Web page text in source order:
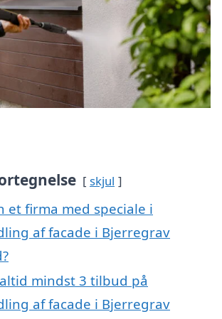
skjul
et firma med speciale i
af facade i Bjerregrav
mindst 3 tilbud på
af facade i Bjerregrav